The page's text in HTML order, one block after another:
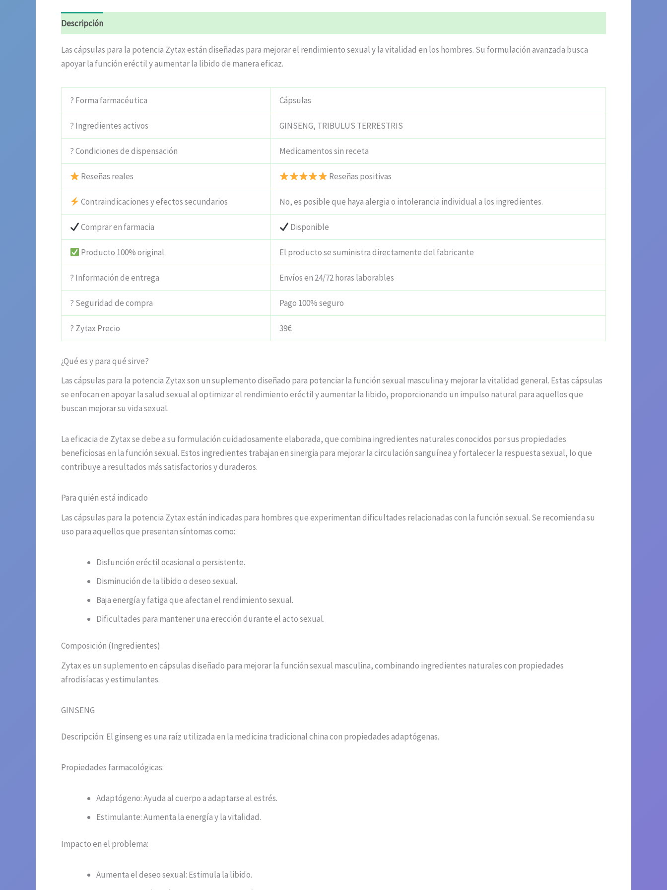
Descripción
Las cápsulas para la potencia Zytax están diseñadas para mejorar el rendimiento sexual y la vitalidad en los hombres. Su formulación avanzada busca
apoyar la función eréctil y aumentar la libido de manera eficaz.
? Forma farmacéutica Cápsulas
? Ingredientes activos GINSENG, TRIBULUS TERRESTRIS
? Condiciones de dispensación Medicamentos sin receta
Reseñas reales Reseñas positivas
Contraindicaciones y efectos secundarios No, es posible que haya alergia o intolerancia individual a los ingredientes.
Comprar en farmacia Disponible
Producto 100% original El producto se suministra directamente del fabricante
? Información de entrega Envíos en 24/72 horas laborables
? Seguridad de compra Pago 100% seguro
? Zytax Precio 39€
¿Qué es y para qué sirve?
Las cápsulas para la potencia Zytax son un suplemento diseñado para potenciar la función sexual masculina y mejorar la vitalidad general. Estas cápsulas
se enfocan en apoyar la salud sexual al optimizar el rendimiento eréctil y aumentar la libido, proporcionando un impulso natural para aquellos que
buscan mejorar su vida sexual.
La eficacia de Zytax se debe a su formulación cuidadosamente elaborada, que combina ingredientes naturales conocidos por sus propiedades
beneficiosas en la función sexual. Estos ingredientes trabajan en sinergia para mejorar la circulación sanguínea y fortalecer la respuesta sexual, lo que
contribuye a resultados más satisfactorios y duraderos.
Para quién está indicado
Las cápsulas para la potencia Zytax están indicadas para hombres que experimentan dificultades relacionadas con la función sexual. Se recomienda su
uso para aquellos que presentan síntomas como:
Disfunción eréctil ocasional o persistente.
Disminución de la libido o deseo sexual.
Baja energía y fatiga que afectan el rendimiento sexual.
Dificultades para mantener una erección durante el acto sexual.
Composición (Ingredientes)
Zytax es un suplemento en cápsulas diseñado para mejorar la función sexual masculina, combinando ingredientes naturales con propiedades
afrodisíacas y estimulantes.
GINSENG
Descripción: El ginseng es una raíz utilizada en la medicina tradicional china con propiedades adaptógenas.
Propiedades farmacológicas:
Adaptógeno: Ayuda al cuerpo a adaptarse al estrés.
Estimulante: Aumenta la energía y la vitalidad.
Impacto en el problema:
Aumenta el deseo sexual: Estimula la libido.